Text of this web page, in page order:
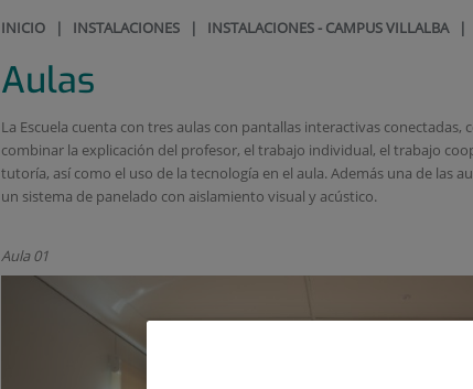
INICIO | INSTALACIONES | INSTALACIONES - CAMPUS VILLALBA |
Aulas
La Escuela cuenta con tres aulas con pantallas interactivas conectadas,
combinar la explicación del profesor, el trabajo individual, el trabajo
tutoría, así como el uso de la tecnología en el aula. Además una de las
un sistema de panelado con aislamiento visual y acústico.
Aula 01